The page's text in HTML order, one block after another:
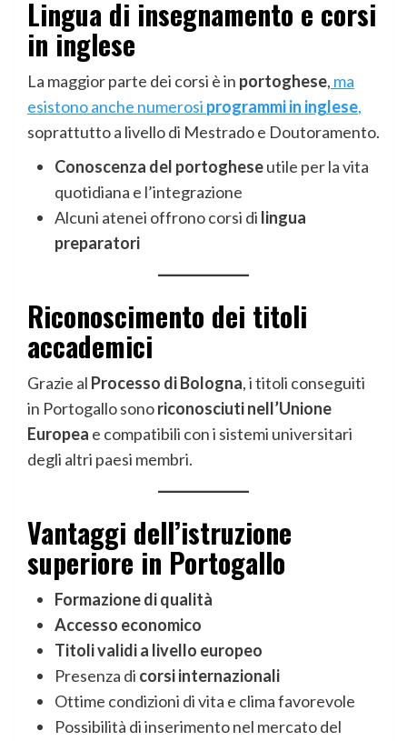
Lingua di insegnamento e corsi
in inglese
La maggior parte dei corsi è in portoghese, ma
esistono anche numerosi programmi in inglese,
soprattutto a livello di Mestrado e Doutoramento.
Conoscenza del portogheseutile per la vita
quotidiana e l’integrazione
Alcuni atenei offrono corsi di lingua
preparatori
Riconoscimento dei titoli
accademici
Grazie al Processo di Bologna, i titoli conseguiti
in Portogallo sonoriconosciuti nell’Unione
Europea e compatibili con i sistemi universitari
degli altri paesi membri.
Vantaggi dell’istruzione
superiore in Portogallo
Formazione di qualità
Accesso economico
Titoli validi a livello europeo
Presenza di corsi internazionali
Ottime condizioni di vita e clima favorevole
Possibilità di inserimento nel mercato del